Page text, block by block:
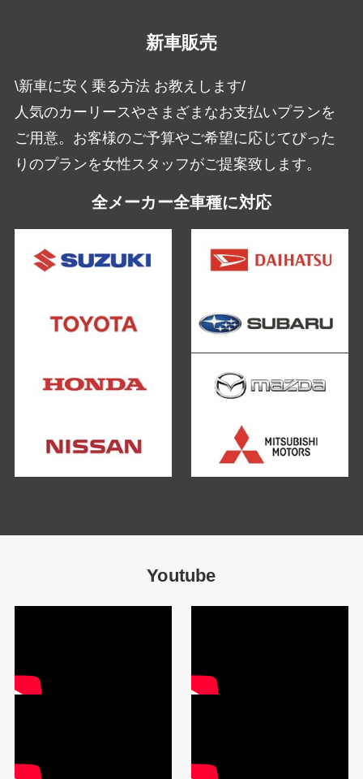
新車販売
\新車に安く乗る方法 お教えします/
人気のカーリースやさまざまなお支払いプランを
ご用意。お客様のご予算やご希望に応じてぴった
りのプランを女性スタッフがご提案致します。
全メーカー全車種に対応
Youtube